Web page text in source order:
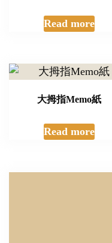
Read more
大拇指Memo紙
Read more